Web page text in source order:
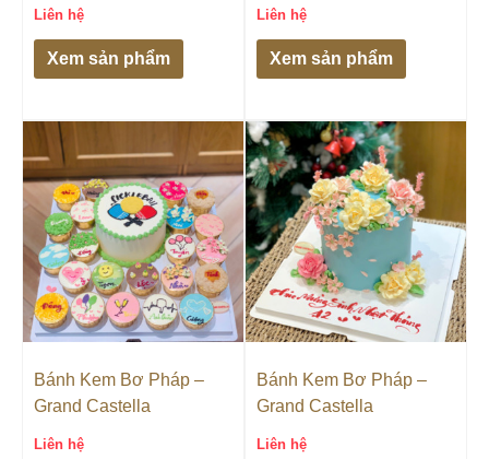
Liên hệ
Xem sản phẩm
Liên hệ
Xem sản phẩm
Bánh Kem Bơ Pháp –
Grand Castella
Liên hệ
Bánh Kem Bơ Pháp –
Grand Castella
Liên hệ